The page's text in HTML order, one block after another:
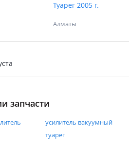
Туарег 2005 г.
Алматы
запчасти
усилитель вакуумный
туарег